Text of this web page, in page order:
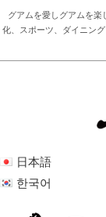
グアムを愛しグアムを楽
化、スポーツ、ダイニン
日本語
한국어